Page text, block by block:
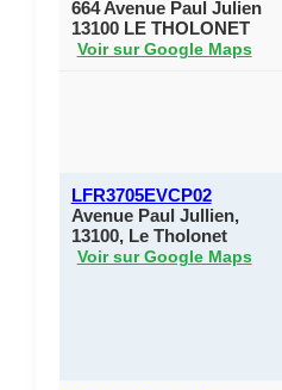
664 Avenue Paul Julien
13100 LE THOLONET
Voir sur Google Maps
LFR3705EVCP02
Avenue Paul Jullien,
13100, Le Tholonet
Voir sur Google Maps